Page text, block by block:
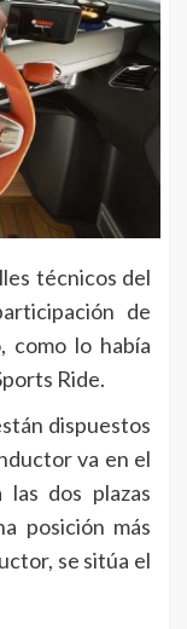
técnicos del
de
como lo había
Ride.
dispuestos
va en el
dos plazas
posición más
se sitúa el